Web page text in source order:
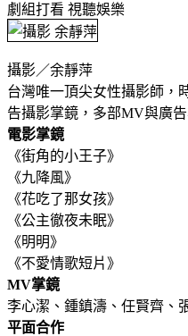
劇組打看 視聽娛樂
攝影／余靜萍
台灣唯一頂尖女性攝影師，
告攝影掌鏡，多部MV與廣
電影掌鏡
《街角的小王子》
《九降風》
《花吃了那女孩》
《公主徹夜未眠》
《明明》
《不愛情歌短片》
MV掌鏡
李心潔、鍾鎮濤、任賢齊、
平面合作